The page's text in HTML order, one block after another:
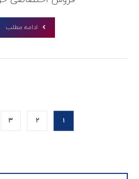
ادامه مطلب
۱ ۲ ۳